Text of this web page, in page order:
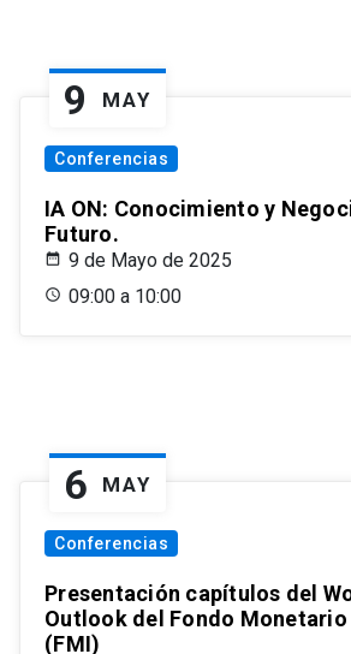
9 MAY
Conferencias
IA ON: Conocimiento y
Futuro.
9 de Mayo de 2025
09:00 a 10:00
6 MAY
Conferencias
Presentación capítulos del
Outlook del Fondo Monetario
(FMI)